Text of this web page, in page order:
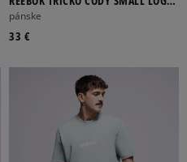
CREW NECK
pánske
33 €